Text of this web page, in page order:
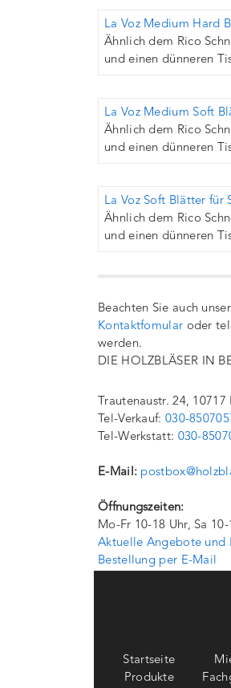
La Voz Medium Hard
Ähnlich dem Rico
und einen dünneren
La Voz Medium Soft
Ähnlich dem Rico
und einen dünneren
La Voz Soft Blätter für
Ähnlich dem Rico
und einen dünneren
Beachten Sie auch
Kontaktfomular oder
werden.
DIE HOLZBLÄSER IN
Trautenaustr. 24, 10717
Tel-Verkauf: 030-
Tel-Werkstatt: 030-
E-Mail:
Öffnungszeiten:
Mo-Fr 10-18 Uhr, Sa 10-
Aktuelle Angebote und
Bestellung per E-Mail
Startseite
Produkte